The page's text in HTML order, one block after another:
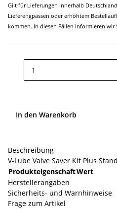
Gilt für Lieferungen innerhalb
Lieferengpässen oder erhöhtem
kommen. In diesen Fällen informieren wir
In den Warenkorb
Beschreibung
V-Lube Valve Saver Kit Plus
ProdukteigenschaftWert
Herstellerangaben
Sicherheits- und Warnhinweise
Frage zum Artikel